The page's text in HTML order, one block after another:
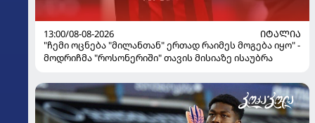
13:00/08-08-2026
ᲘᲢᲐᲚᲘᲐ
"ჩემი ოცნება "მილანთან" ერთად რაიმეს მოგება იყო" -
მოდრიჩმა "როსონერიში" თავის მისიაზე ისაუბრა